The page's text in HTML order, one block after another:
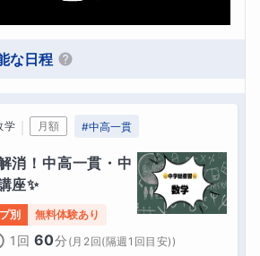
な日程
学 月額 #中高一貫
消！中高一貫・中
座✨
別 無料体験あり
1回 60分 ( 月2回(隔週1回目安) )